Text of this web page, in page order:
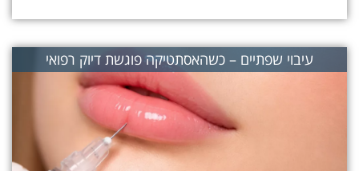
עיבוי שפתיים – כשהאסתטיקה פוגשת דיוק רפואי